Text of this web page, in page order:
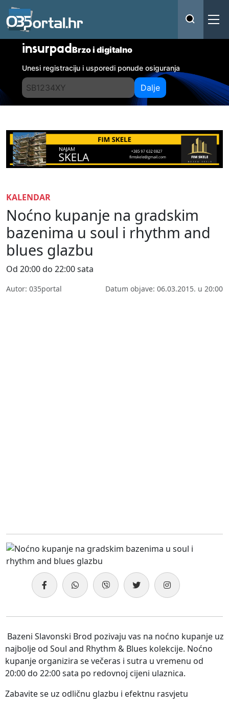
insurpadBrzo i digitalno
Unesi registraciju i usporedi ponude osiguranja
Dalje
KALENDAR
Noćno kupanje na gradskim
bazenima u soul i rhythm and
blues glazbu
Od 20:00 do 22:00 sata
Autor: 035portal Datum objave: 06.03.2015. u 20:00
Bazeni Slavonski Brod pozivaju vas na noćno kupanje uz
najbolje od Soul and Rhythm & Blues kolekcije. Noćno
kupanje organizira se večeras i sutra u vremenu od
20:00 do 22:00 sata po redovnoj cijeni ulaznica.
Zabavite se uz odličnu glazbu i efektnu rasvjetu